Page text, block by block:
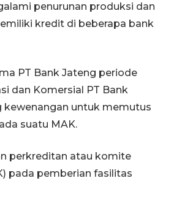
penurunan produksi dan
kredit di beberapa bank
PT Bank Jateng periode
dan Komersial PT Bank
kewenangan untuk memutus
suatu MAK.
perkreditan atau komite
pada pemberian fasilitas